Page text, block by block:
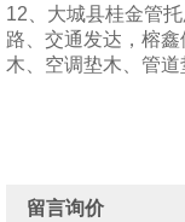
12、大城县桂金管
路、交通发达，榕
木、空调垫木、管
留言询价